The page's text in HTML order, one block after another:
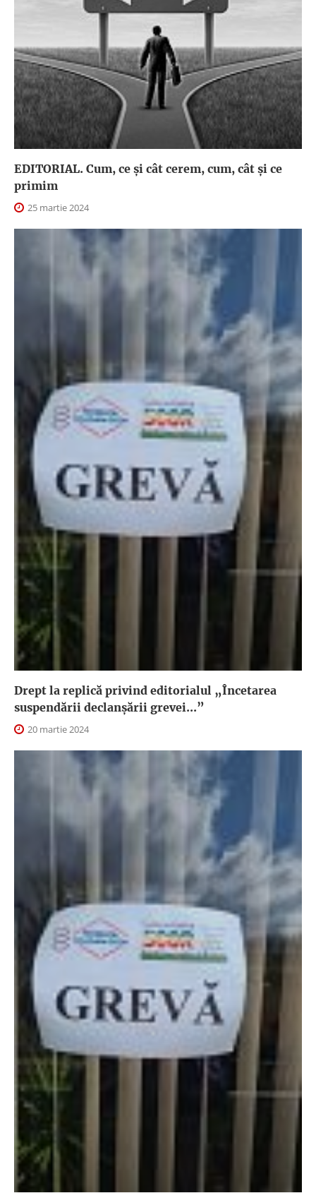
EDITORIAL. Cum, ce şi cât cerem, cum, cât şi ce
primim
25 martie 2024
Drept la replică privind editorialul „Încetarea
suspendării declanşării grevei...”
20 martie 2024